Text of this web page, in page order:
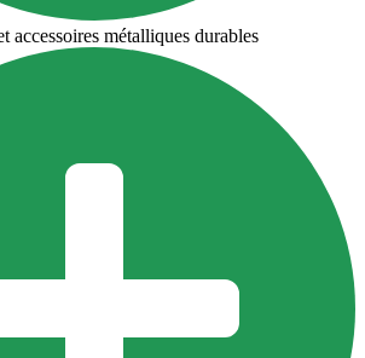
accessoires métalliques durables